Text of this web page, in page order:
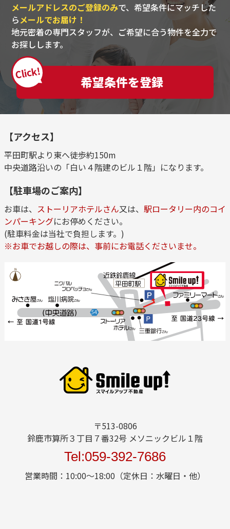
メールアドレスのご登録のみで、希望条件にマッチした
らメールでお届け！
地元密着の専門スタッフが、ご希望に合う物件を全力で
お探しします。
Click!
希望条件を登録
【アクセス】
平田町駅より東へ徒歩約150m
中央道路沿いの「白い４階建のビル１階」になります。
【駐車場のご案内】
お車は、 ストーリアホテルさん又は、 駅ロータリー内のコイ
ンパーキングにお停めください。
(駐車料金は当社で負担します。)
※お車でお越しの際は、事前にお電話くださいませ。
〒513-0806
鈴鹿市算所３丁目７番32号 メソニックビル１階
Tel:059-392-7686
営業時間：10:00～18:00（定休日：水曜日・他）